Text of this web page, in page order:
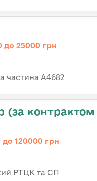
до 25000 грн
частина А4682
(за контрактом
до 120000 грн
РТЦК та СП